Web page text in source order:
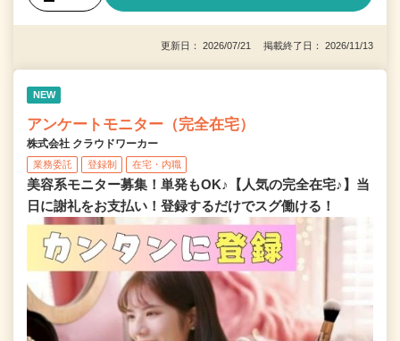
更新日： 2026/07/21 掲載終了日： 2026/11/13
NEW
アンケートモニター（完全在宅）
株式会社 クラウドワーカー
業務委託 登録制 在宅・内職
美容系モニター募集！単発もOK♪【人気の完全在宅♪】当
日に謝礼をお支払い！登録するだけでスグ働ける！